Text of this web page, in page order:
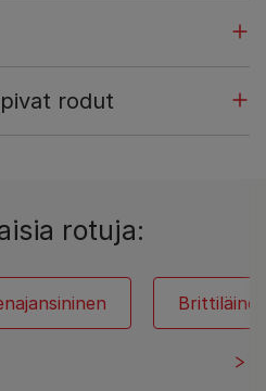
rodut
rotuja: